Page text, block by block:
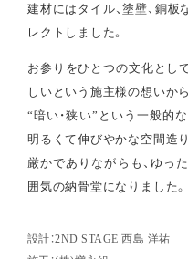
建材にはタイル、塗壁、銅
レクトしました。
お参りをひとつの文化とし
しいという施主様の想いから
“暗い・狭い”という一般的
明るくて伸びやかな空間造
厳かでありながらも、ゆっ
囲気の納骨堂になりました。
設計：2ND STAGE 西島 洋祐